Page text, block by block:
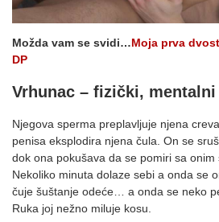
Možda vam se svidi…Moja prva
DP
Vrhunac – fizički,
Njegova sperma preplavljuje njena
penisa eksplodira njena čula. On se
dok ona pokušava da se pomiri sa onim
Nekoliko minuta dolaze sebi a onda se
čuje šuštanje odeće… a onda se neko
Ruka joj nežno miluje kosu.